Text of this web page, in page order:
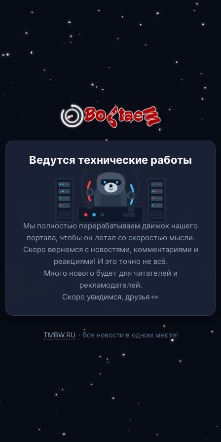
Ведутся технические работы
Мы полностью перерабатываем движок нашего
портала, чтобы он летал со скоростью мысли.
Скоро вернемся c новостями, комментариями и
реакциями! И это точно не всё.
Много нового будет для читателей и
рекламодателей.
Скоро увидимся, друзья 👀
TMBW.RU - Все новости в одном месте!